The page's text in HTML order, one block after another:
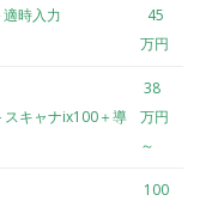
時入力
45
万円
キャナix100＋導
38
万円
～
100